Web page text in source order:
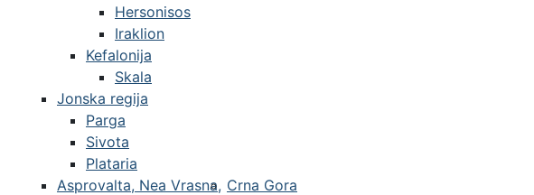
Hersonisos
Iraklion
Kefalonija
Skala
Jonska regija
Parga
Sivota
Plataria
Asprovalta, Nea Vrasna, Crna Gora